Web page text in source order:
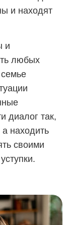
и находят
и
любых
диалог так,
а находить
своими